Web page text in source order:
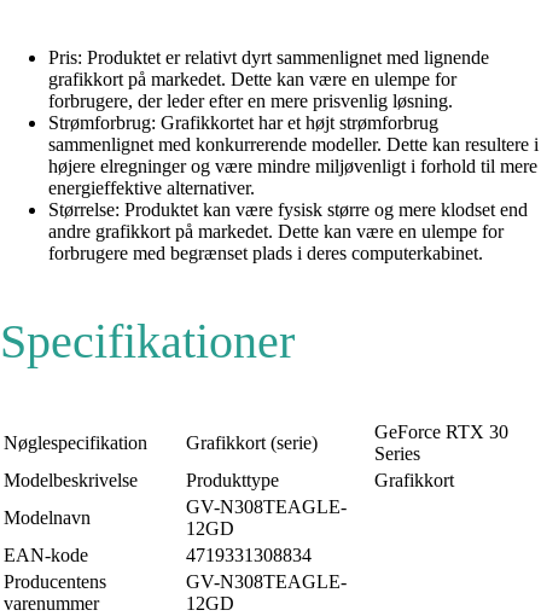
Pris: Produktet er relativt dyrt sammenlignet med lignende
grafikkort på markedet. Dette kan være en ulempe for
forbrugere, der leder efter en mere prisvenlig løsning.
Strømforbrug: Grafikkortet har et højt strømforbrug
sammenlignet med konkurrerende modeller. Dette kan resultere i
højere elregninger og være mindre miljøvenligt i forhold til mere
energieffektive alternativer.
Størrelse: Produktet kan være fysisk større og mere klodset end
andre grafikkort på markedet. Dette kan være en ulempe for
forbrugere med begrænset plads i deres computerkabinet.
Specifikationer
Nøglespecifikation Grafikkort (serie)
GeForce RTX 30
Series
Modelbeskrivelse
Produkttype
Grafikkort
Modelnavn
GV-N308TEAGLE-
12GD
EAN-kode
4719331308834
Producentens
varenummer
GV-N308TEAGLE-
12GD